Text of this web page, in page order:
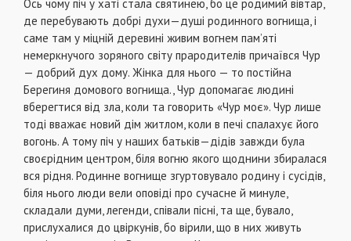
Ось чому піч у хаті стала святинею, бо це родимий вівтар,
де перебувають добрі духи—душі родинного вогнища, і
саме там у міцній деревині живим вогнем пам’яті
немеркнучого зоряного світу прародителів причаївся Чур
— добрий дух дому. Жінка для нього — то постійна
Берегиня домового вогнища., Чур допомагає людині
вберегтися від зла, коли та говорить «Чур моє». Чур лише
тоді вважає новий дім житлом, коли в печі спалахує його
вогонь. А тому піч у наших батьків—дідів завжди була
своєрідним центром, біля вогню якого щоднини збиралася
вся рідня. Родинне вогнище згуртовувало родину і сусідів,
біля нього люди вели оповіді про сучасне й минуле,
складали думи, легенди, співали пісні, та ще, бувало,
прислухалися до цвіркунів, бо вірили, що в них живуть